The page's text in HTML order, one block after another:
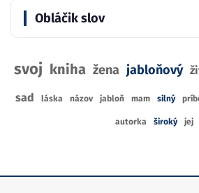
Obláčik slov
svoj kniha žena jabloňový
sad láska názov jabloň mam silný
autorka široký jej